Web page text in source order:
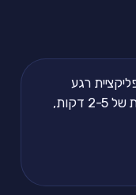
רגע
מחכים לך תרגולים מודרכים בעברית של 2-5 דקות,